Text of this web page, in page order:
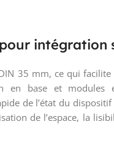
intégration
35 mm, ce qui
en base et modules
de l’état du
de l’espace, la